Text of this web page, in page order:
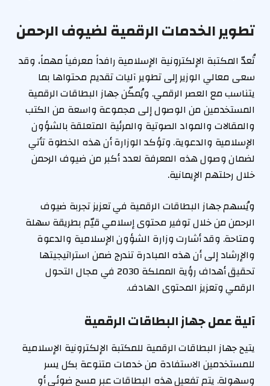
تطوير الخدمات الرقمية لضيوف الرحمن
تُعدّ المكتبة الإلكترونية الإسلامية رافداً معرفياً مهماً، وقد
سعى معالي الوزير إلى تطوير آليات تقديم محتواها بما
يتناسب مع العصر الرقمي. ويُمكّن جهاز البطاقات الرقمية
المستخدمين من الوصول إلى مجموعة واسعة من الكتب
والمقالات والمواد الصوتية والمرئية المتعلقة بالشؤون
الإسلامية والدعوية. وتؤكد الوزارة أن هذه الخطوة تأتي
لضمان وصول هذه المعرفة لعدد أكبر من ضيوف الرحمن
خلال رحلتهم الإيمانية.
ويُسهم جهاز البطاقات الرقمية في تعزيز تجربة ضيوف
الرحمن من خلال توفير محتوى إسلامي قيّم بطريقة سهلة
ومتاحة. وقد أشارت وزارة الشؤون الإسلامية والدعوة
والإرشاد إلى أن هذه المبادرة تندرج ضمن استراتيجيتها
تحقيق أهداف رؤية المملكة 2030 في مجال التحول
الرقمي وتعزيز المحتوى الهادف.
آلية عمل جهاز البطاقات الرقمية
يتيح جهاز البطاقات الرقمية للمكتبة الإلكترونية الإسلامية
للمستخدمين الاستفادة من خدمات متنوعة بكل يسر
وسهولة. يتم تفعيل هذه البطاقات عبر مسح ضوئي أو